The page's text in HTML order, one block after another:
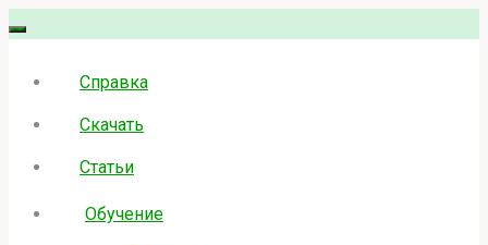
Skip
content
Справка
Скачать
Статьи
Обучение